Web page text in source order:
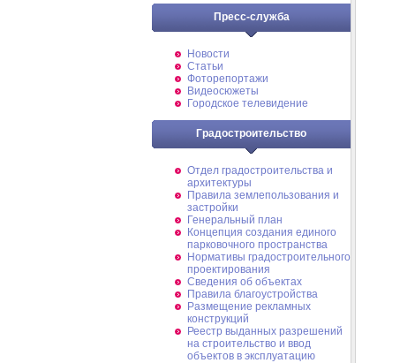
Пресс-служба
Новости
Статьи
Фоторепортажи
Видеосюжеты
Городское телевидение
Градостроительство
Отдел градостроительства и
архитектуры
Правила землепользования и
застройки
Генеральный план
Концепция создания единого
парковочного пространства
Нормативы градостроительного
проектирования
Сведения об объектах
Правила благоустройства
Размещение рекламных
конструкций
Реестр выданных разрешений
на строительство и ввод
объектов в эксплуатацию